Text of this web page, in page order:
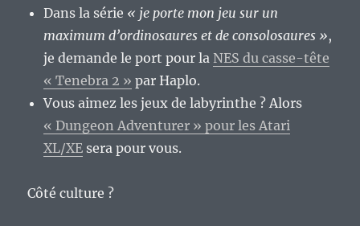
Dans la série « je porte mon jeu sur un
maximum d’ordinosaures et de consolosaures »,
je demande le port pour la NES du casse-tête
« Tenebra 2 » par Haplo.
Vous aimez les jeux de labyrinthe ? Alors
« Dungeon Adventurer » pour les Atari
XL/XE sera pour vous.
Côté culture ?